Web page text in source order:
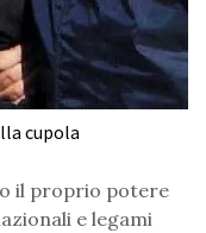
cupola
il proprio potere
e legami